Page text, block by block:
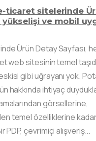
ticaret sitelerinde
yükselişi ve mobil
Ürün Detay Sayfası,
web sitesinin temel
gibi uğrayanı yok.
hakkında ihtiyaç
görsellerine,
temel özelliklerine
PDP, çevrimiçi alışveriş...